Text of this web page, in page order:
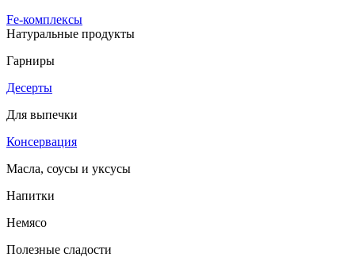
Fe-комплексы
Натуральные продукты
Гарниры
Десерты
Для выпечки
Консервация
Масла, соусы и уксусы
Напитки
Немясо
Полезные сладости